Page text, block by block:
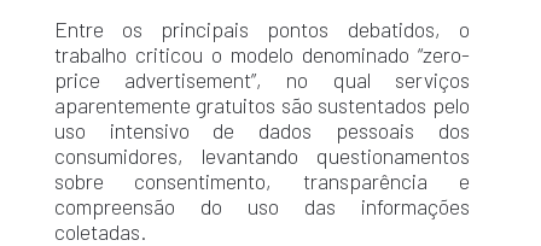
Entre os principais pontos debatidos, o
trabalho criticou o modelo denominado “zero-
price advertisement”, no qual serviços
aparentemente gratuitos são sustentados pelo
uso intensivo de dados pessoais dos
consumidores, levantando questionamentos
sobre consentimento, transparência e
compreensão do uso das informações
coletadas.